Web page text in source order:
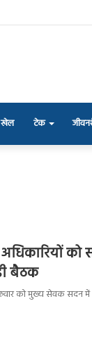
खेल टेक
को
बैठक
को मुख्य सेवक सदन में